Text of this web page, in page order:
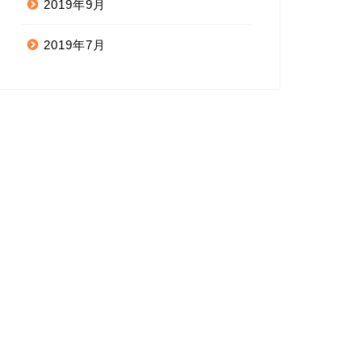
2019年9月
2019年7月